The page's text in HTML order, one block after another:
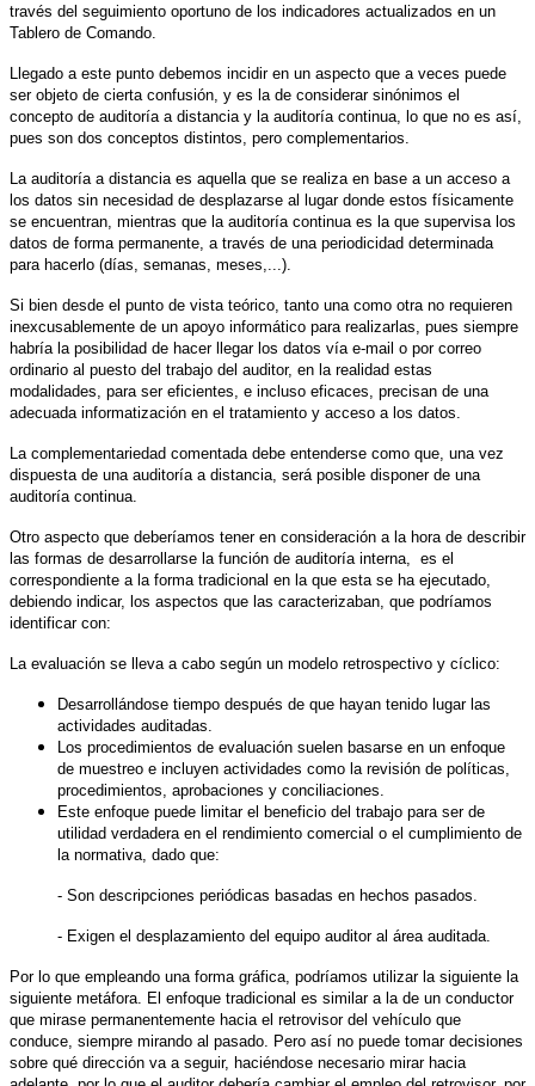
través del seguimiento oportuno de los indicadores actualizados en un
Tablero de Comando.
Llegado a este punto debemos incidir en un aspecto que a veces puede
ser objeto de cierta confusión, y es la de considerar sinónimos el
concepto de auditoría a distancia y la auditoría continua, lo que no es así,
pues son dos conceptos distintos, pero complementarios.
La auditoría a distancia es aquella que se realiza en base a un acceso a
los datos sin necesidad de desplazarse al lugar donde estos físicamente
se encuentran, mientras que la auditoría continua es la que supervisa los
datos de forma permanente, a través de una periodicidad determinada
para hacerlo (días, semanas, meses,...).
Si bien desde el punto de vista teórico, tanto una como otra no requieren
inexcusablemente de un apoyo informático para realizarlas, pues siempre
habría la posibilidad de hacer llegar los datos vía e-mail o por correo
ordinario al puesto del trabajo del auditor, en la realidad estas
modalidades, para ser eficientes, e incluso eficaces, precisan de una
adecuada informatización en el tratamiento y acceso a los datos.
La complementariedad comentada debe entenderse como que, una vez
dispuesta de una auditoría a distancia, será posible disponer de una
auditoría continua.
Otro aspecto que deberíamos tener en consideración a la hora de describir
las formas de desarrollarse la función de auditoría interna, es el
correspondiente a la forma tradicional en la que esta se ha ejecutado,
debiendo indicar, los aspectos que las caracterizaban, que podríamos
identificar con:
La evaluación se lleva a cabo según un modelo retrospectivo y cíclico:
Desarrollándose tiempo después de que hayan tenido lugar las
actividades auditadas.
Los procedimientos de evaluación suelen basarse en un enfoque
de muestreo e incluyen actividades como la revisión de políticas,
procedimientos, aprobaciones y conciliaciones.
Este enfoque puede limitar el beneficio del trabajo para ser de
utilidad verdadera en el rendimiento comercial o el cumplimiento de
la normativa, dado que:
- Son descripciones periódicas basadas en hechos pasados.
- Exigen el desplazamiento del equipo auditor al área auditada.
Por lo que empleando una forma gráfica, podríamos utilizar la siguiente la
siguiente metáfora. El enfoque tradicional es similar a la de un conductor
que mirase permanentemente hacia el retrovisor del vehículo que
conduce, siempre mirando al pasado. Pero así no puede tomar decisiones
sobre qué dirección va a seguir, haciéndose necesario mirar hacia